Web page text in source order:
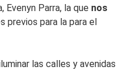
Evenyn Parra, la que nos
previos para la para el
las calles y avenidas